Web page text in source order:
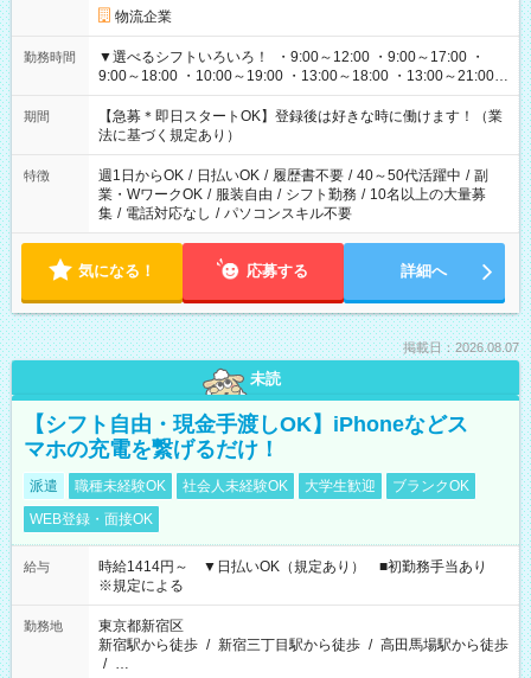
物流企業
勤務時間
▼選べるシフトいろいろ！ ・9:00～12:00 ・9:00～17:00 ・
9:00～18:00 ・10:00～19:00 ・13:00～18:00 ・13:00～21:00
・22:00～翌6:00 など 上記以外の時間で相談可能なお仕事も！
あなたの希望を教えてください！
期間
【急募＊即日スタートOK】登録後は好きな時に働けます！（業
法に基づく規定あり）
特徴 週1日からOK / 日払いOK / 履歴書不要 / 40～50代活躍中 / 副
業・WワークOK / 服装自由 / シフト勤務 / 10名以上の大量募
集 / 電話対応なし / パソコンスキル不要
気になる！ 応募する 詳細へ
掲載日：2026.08.07
未読
【シフト自由・現金手渡しOK】iPhoneなどス
マホの充電を繋げるだけ！
派遣 職種未経験OK 社会人未経験OK 大学生歓迎
ブランクOK
WEB登録・面接OK
給与
時給1414円～ ▼日払いOK（規定あり） ■初勤務手当あり
※規定による
勤務地
東京都新宿区
新宿駅から徒歩 / 新宿三丁目駅から徒歩 / 高田馬場駅から徒歩
/ …